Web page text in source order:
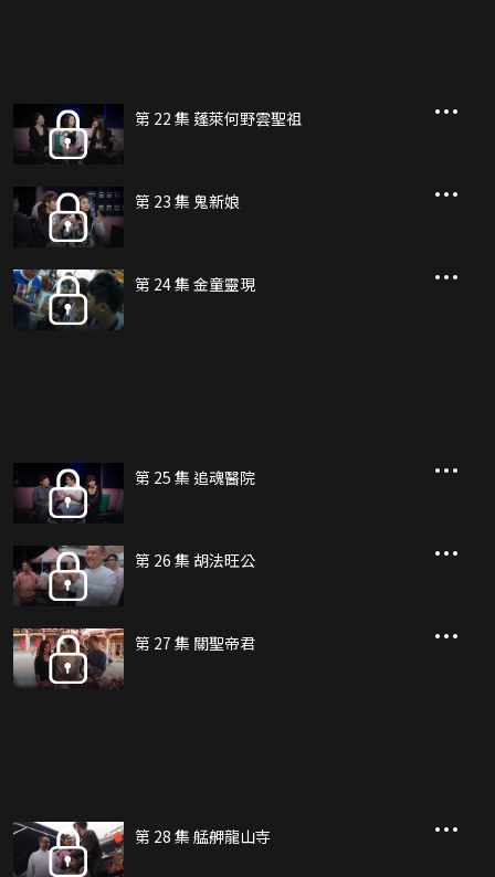
第 22 集 蓬萊何野雲聖祖
第 23 集 鬼新娘
第 24 集 金童靈現
第 25 集 追魂醫院
第 26 集 胡法旺公
第 27 集 關聖帝君
第 28 集 艋舺龍山寺